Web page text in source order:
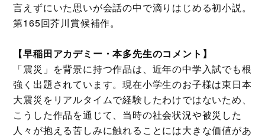
言えずにいた思いが会話の中で滴りはじめる初小説。
第165回芥川賞候補作。
【早稲田アカデミー・本多先生のコメント】
「震災」を背景に持つ作品は、近年の中学入試でも根
強く出題されています。現在小学生のお子様は東日本
大震災をリアルタイムで経験したわけではないため、
こうした作品を通じて、当時の社会状況や被災した
人々が抱える苦しみに触れることには大きな価値があ